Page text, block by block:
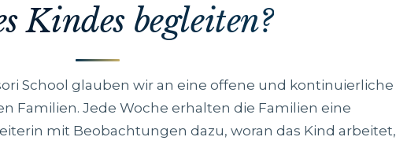
Kindes begleiten?
School glauben wir an eine offene und kontinuierliche
Familien. Jede Woche erhalten die Familien eine
mit Beobachtungen dazu, woran das Kind arbeitet,